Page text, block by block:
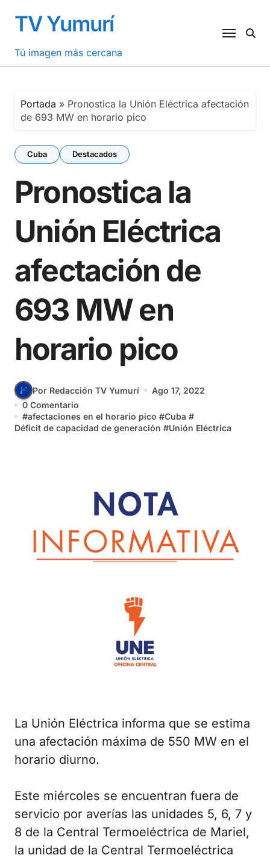
contenido
TV Yumurí
Tú imagen más cercana
Portada » Pronostica la Unión Eléctrica afectación
de 693 MW en horario pico
Cuba Destacados
Pronostica la
Unión Eléctrica
afectación de
693 MW en
horario pico
Por Redacción TV Yumurí
Ago 17, 2022
0 Comentario
#afectaciones en el horario pico #Cuba #
Déficit de capacidad de generación #Unión Eléctrica
La Unión Eléctrica informa que se estima
una afectación máxima de 550 MW en el
horario diurno.
Este miércoles se encuentran fuera de
servicio por averías las unidades 5, 6, 7 y
8 de la Central Termoeléctrica de Mariel,
la unidad de la Central Termoeléctrica